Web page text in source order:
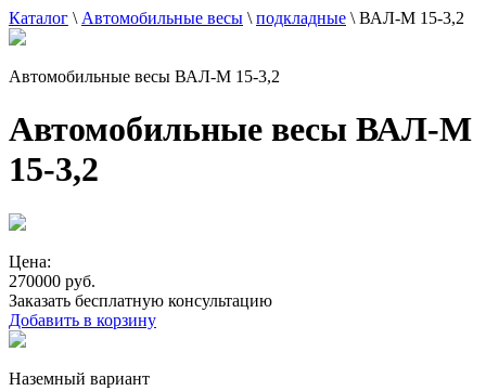
Каталог \ Автомобильные весы \ подкладные \ ВАЛ-М 15-3,2
Автомобильные весы ВАЛ-М 15-3,2
Автомобильные весы ВАЛ-М
15-3,2
Цена:
270000 руб.
Заказать бесплатную консультацию
Добавить в корзину
Наземный вариант